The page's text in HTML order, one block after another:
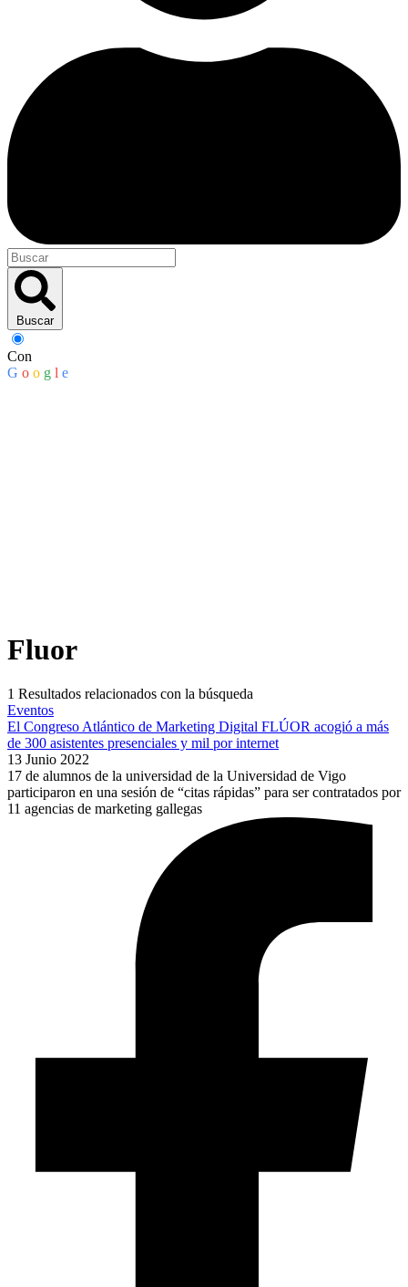
Buscar
Con
G o o g l e
Fluor
1 Resultados relacionados con la búsqueda
Eventos
El Congreso Atlántico de Marketing Digital FLÚOR acogió a más
de 300 asistentes presenciales y mil por internet
13 Junio 2022
17 de alumnos de la universidad de la Universidad de Vigo
participaron en una sesión de “citas rápidas” para ser contratados por
11 agencias de marketing gallegas